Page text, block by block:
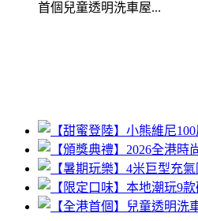
首個兒童透明洗車屋...